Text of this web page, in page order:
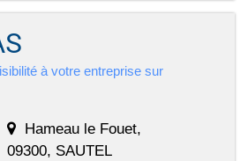
à votre entreprise sur
Hameau le Fouet,
09300, SAUTEL